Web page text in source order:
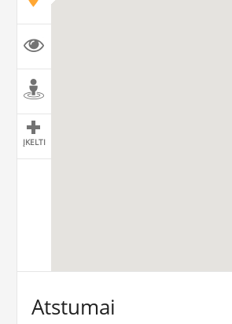
ĮKELTI
Atstumai